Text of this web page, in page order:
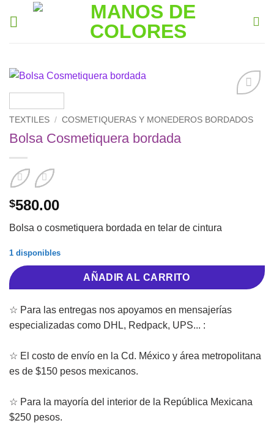
a la
TEXTILES / COSMETIQUERAS Y MONEDEROS BORDADOS
Bolsa Cosmetiquera bordada
$580.00
Bolsa o cosmetiquera bordada en telar de cintura
1 disponibles
AÑADIR AL CARRITO
☆ Para las entregas nos apoyamos en mensajerías
especializadas como DHL, Redpack, UPS... :
☆ El costo de envío en la Cd. México y área metropolitana
es de $150 pesos mexicanos.
☆ Para la mayoría del interior de la República Mexicana
$250 pesos.